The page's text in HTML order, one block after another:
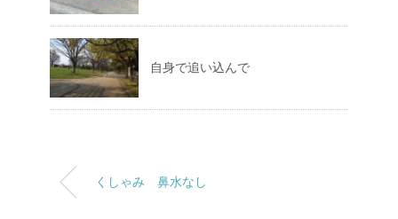
自身で追い込んで
くしゃみ 鼻水なし